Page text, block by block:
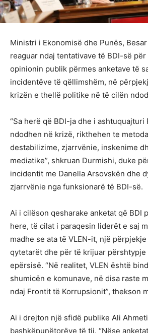
Ministri i Ekonomisë dhe Punës,
reaguar ndaj tentativave të BDI-së
opinionin publik përmes anketave të
incidentëve të qëllimshëm, në
krizën e thellë politike në të cilën
“Sa herë që BDI-ja dhe i
ndodhen në krizë, rikthehen te
destabilizime, zjarrvënie, inskenime
mediatike”, shkruan Durmishi, duke
incidentit me Danella Arsovskën dhe
zjarrvënie nga funksionarë të BDI-së.
Ai i cilëson qesharake anketat që BDI
here, të cilat i paraqesin liderët e saj
madhe se ata të VLEN-it, një
qytetarët dhe për të krijuar përshtypje
epërsisë. “Në realitet, VLEN është
shumicën e komunave, në disa raste
ndaj Frontit të Korrupsionit”, thekson
Ai i drejton një sfidë publike Ali
bashkëpunëtorëve të tij. “Nëse